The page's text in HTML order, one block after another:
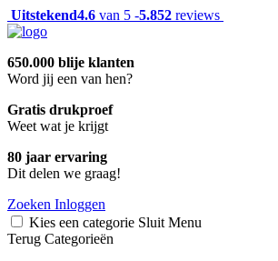
Uitstekend4.6 van 5 -5.852 reviews
650.000 blije klanten
Word jij een van hen?
Gratis drukproef
Weet wat je krijgt
80 jaar ervaring
Dit delen we graag!
Zoeken Inloggen
Kies een categorie Sluit Menu
Terug Categorieën